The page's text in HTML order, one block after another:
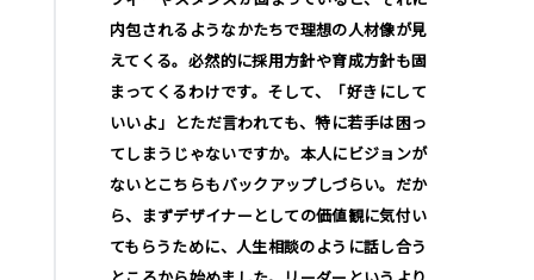
内包されるようなかたちで理想の人材像が見
えてくる。必然的に採用方針や育成方針も固
まってくるわけです。そして、「好きにして
いいよ」とただ言われても、特に若手は困っ
てしまうじゃないですか。本人にビジョンが
ないとこちらもバックアップしづらい。だか
ら、まずデザイナーとしての価値観に気付い
てもらうために、人生相談のように話し合う